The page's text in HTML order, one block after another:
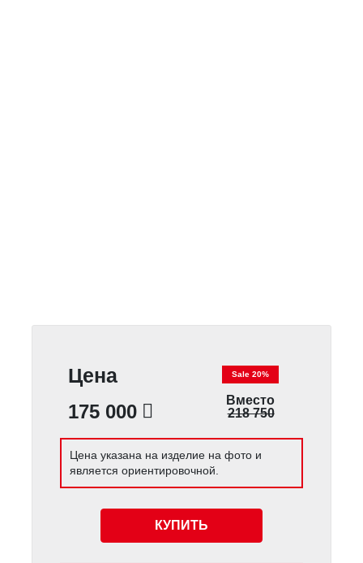
Цена
175 000
Sale 20%
Вместо
218 750
Цена указана на изделие на фото и
является ориентировочной.
КУПИТЬ